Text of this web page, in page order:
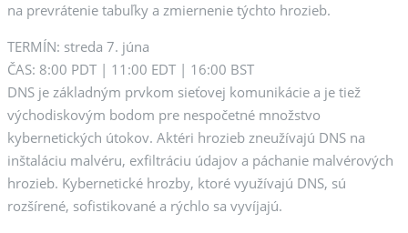
na prevrátenie tabuľky a zmiernenie týchto hrozieb.
TERMÍN: streda 7. júna
ČAS: 8:00 PDT | 11:00 EDT | 16:00 BST
DNS je základným prvkom sieťovej komunikácie a je tiež
východiskovým bodom pre nespočetné množstvo
kybernetických útokov. Aktéri hrozieb zneužívajú DNS na
inštaláciu malvéru, exfiltráciu údajov a páchanie malvérových
hrozieb. Kybernetické hrozby, ktoré využívajú DNS, sú
rozšírené, sofistikované a rýchlo sa vyvíjajú.